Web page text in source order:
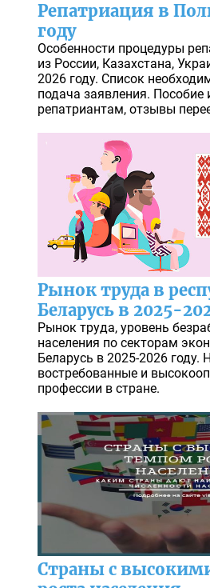
Репатриация в
году
Особенности процедуры
из России, Казахстана,
2026 году. Список
подача заявления.
репатриантам, отзывы
Рынок труда в
Беларусь в 2025-
Рынок труда, уровень
населения по секторам
Беларусь в 2025-2026 году.
востребованные и
профессии в стране.
Страны с